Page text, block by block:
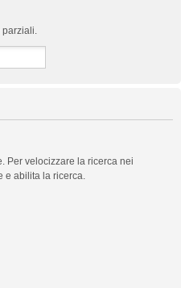
parziali.
Per velocizzare la ricerca nei
e abilita la ricerca.